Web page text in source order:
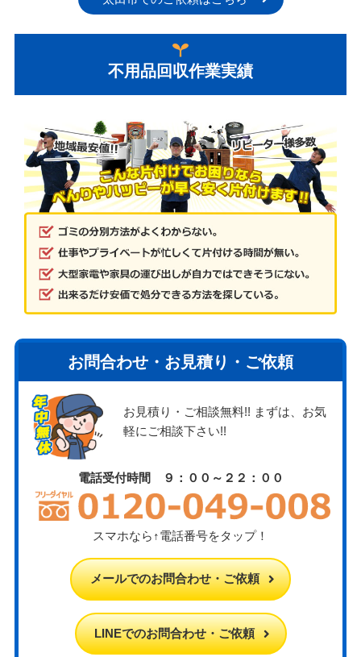
不用品回収作業実績
お問合わせ・お見積り・ご依頼
お見積り・ご相談無料!! まずは、お気
軽にご相談下さい!!
電話受付時間 ９：００～２２：００
スマホなら↑電話番号をタップ！
メールでのお問合わせ・ご依頼
LINEでのお問合わせ・ご依頼